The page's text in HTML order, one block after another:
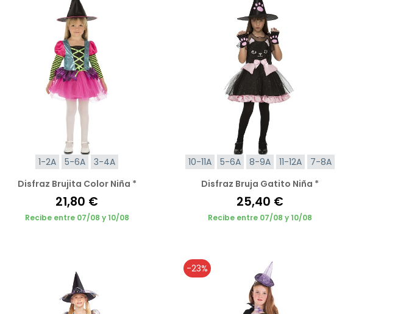
1-2A 5-6A
3-4A
Disfraz Brujita Color Niña *
21,80 €
Recibe entre 07/08 y 10/08
10-11A 5-6A 8-9A 11-12A
7-8A
Disfraz Bruja Gatito Niña *
25,40 €
Recibe entre 07/08 y 10/08
-23%